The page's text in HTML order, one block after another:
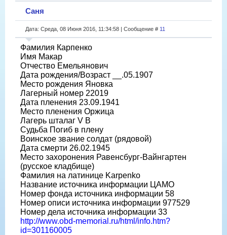
Саня
Дата: Среда, 08 Июня 2016, 11:34:58 | Сообщение # 11
Фамилия Карпенко
Имя Макар
Отчество Емельянович
Дата рождения/Возраст __.05.1907
Место рождения Яновка
Лагерный номер 22019
Дата пленения 23.09.1941
Место пленения Оржица
Лагерь шталаг V B
Судьба Погиб в плену
Воинское звание солдат (рядовой)
Дата смерти 26.02.1945
Место захоронения Равенсбург-Вайнгартен
(русское кладбище)
Фамилия на латинице Karpenko
Название источника информации ЦАМО
Номер фонда источника информации 58
Номер описи источника информации 977529
Номер дела источника информации 33
http://www.obd-memorial.ru/html/info.htm?
id=301160005